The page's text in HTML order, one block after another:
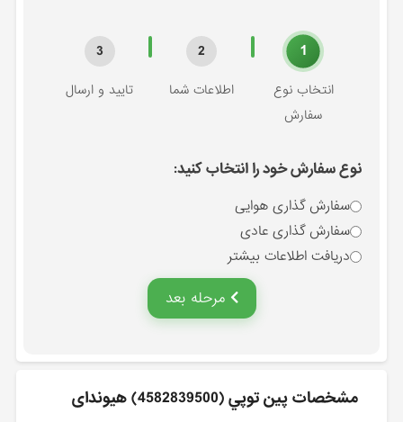
1
انتخاب نوع
سفارش
2
اطلاعات شما
3
تایید و ارسال
نوع سفارش خود را انتخاب کنید:
سفارش گذاری هوایی
سفارش گذاری عادی
دریافت اطلاعات بیشتر
مرحله بعد
مشخصات پين توپي (4582839500) هیوندای